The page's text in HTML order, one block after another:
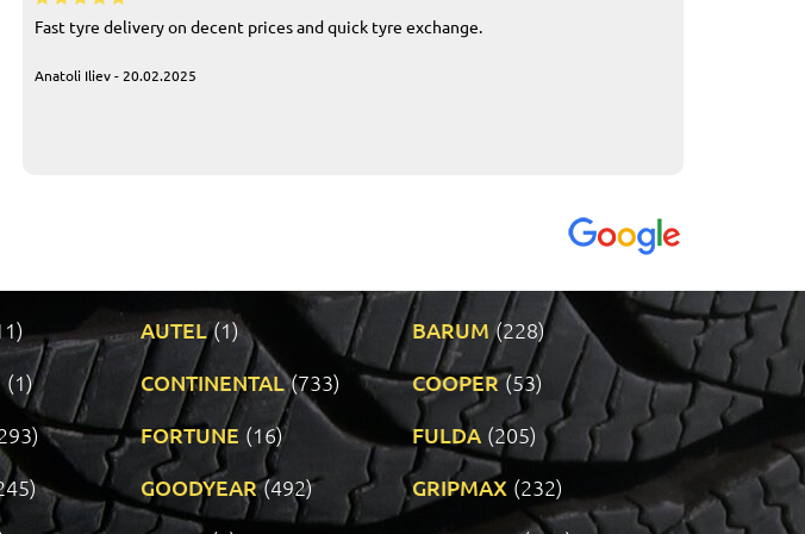
Fast tyre delivery on decent prices and quick tyre exchange.
Anatoli Iliev - 20.02.2025
AUTEL (1) BARUM (228)
(1) CONTINENTAL (733) COOPER (53)
FORTUNE (16) FULDA (205)
GOODYEAR (492) GRIPMAX (232)